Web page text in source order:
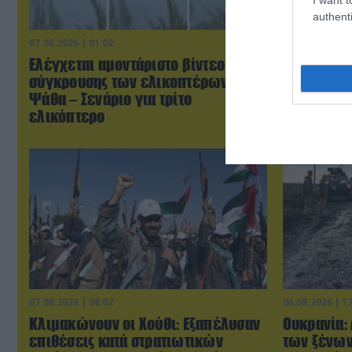
07.08.2026 | 01:02
Ελέγχεται αμοντάριστο βίντεο της
σύγκρουσης των ελικοπτέρων στην
Ψάθα – Σενάριο για τρίτο
ελικόπτερο
μαχητικά
07.08.2026 | 08:02
Κλιμακώνουν οι Χούθι: Eξαπέλυσαν
επιθέσεις κατά στρατιωτικών
06.08.2026 |
των